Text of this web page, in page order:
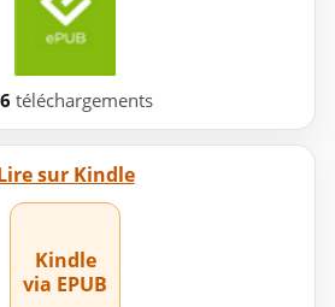
téléchargements
sur Kindle
Kindle
via EPUB